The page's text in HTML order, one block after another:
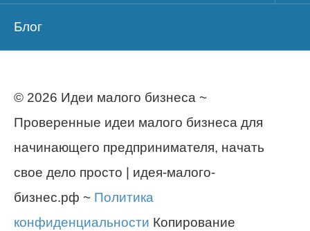
Блог
© 2026 Идеи малого бизнеса ~
Проверенные идеи малого бизнеса для
начинающего предпринимателя, начать
свое дело просто | идея-малого-
бизнес.рф ~ Политика
конфиденциальности Копирование